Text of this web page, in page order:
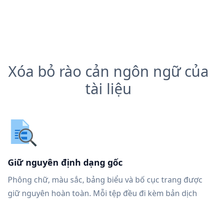
Xóa bỏ rào cản ngôn ngữ của
tài liệu
Giữ nguyên định dạng gốc
Phông chữ, màu sắc, bảng biểu và bố cục trang được
giữ nguyên hoàn toàn. Mỗi tệp đều đi kèm bản dịch